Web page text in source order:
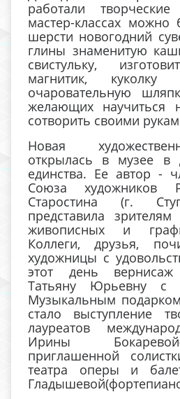
работали
мастер-классах можно
шерсти новогодний
глины знаменитую
свистульку,
магнитик,
очаровательную
желающих научиться
сотворить своими
Новая
открылась в музее в
единства. Ее автор -
Союза художников
Старостина (г.
представила
живописных и
Коллеги, друзья,
художницы с
этот день
Татьяну Юрьевну с
Музыкальным
стало выступление
лауреатов
Ирины
приглашенной
театра оперы и